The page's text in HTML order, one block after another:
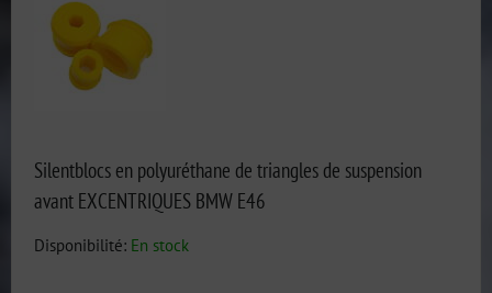
Silentblocs en polyuréthane de triangles de suspension
avant EXCENTRIQUES BMW E46
Disponibilité: En stock